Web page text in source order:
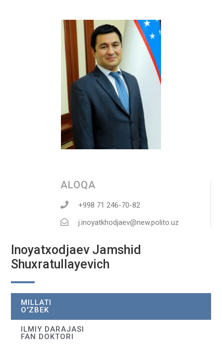
ALOQA
+998 71 246-70-82
j.inoyatkhodjaev@new.polito.uz
Inoyatxodjaev Jamshid
Shuxratullayevich
MILLATI
O'ZBEK
ILMIY DARAJASI
FAN DOKTORI